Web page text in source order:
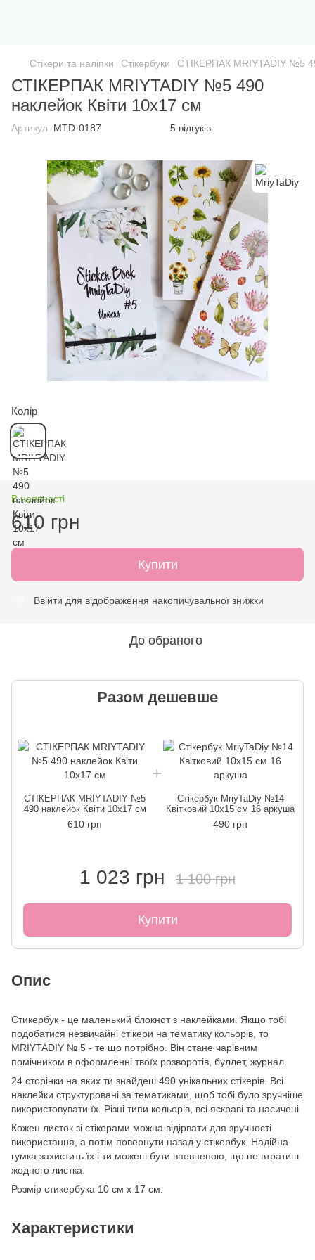
Стікери та наліпки Стікербуки СТІКЕРПАК MRIYTADIY №5
СТІКЕРПАК MRIYTADIY №5 490
наклейок Квіти 10х17 см
Артикул: MTD-0187 5 відгуків
Колір
В наявності
610 грн
Купити
Ввійти для відображення накопичувальної знижки
До обраного
Разом дешевше
СТІКЕРПАК MRIYTADIY №5
490 наклейок Квіти 10х17 см
610 грн
Стікербук MriyTaDiy №14
Квітковий 10х15 см 16 аркуша
490 грн
1 023 грн 1 100 грн
Купити
Опис
Стикербук - це маленький блокнот з наклейками. Якщо тобі
подобатися незвичайні стікери на тематику кольорів, то
MRIYTADIY № 5 - те що потрібно. Він стане чарівним
помічником в оформленні твоїх розворотів, буллет, журнал.
24 сторінки на яких ти знайдеш 490 унікальних стікерів. Всі
наклейки структуровані за тематиками, щоб тобі було зручніше
використовувати їх. Різні типи кольорів, всі яскраві та насичені
Кожен листок зі стікерами можна відірвати для зручності
використання, а потім повернути назад у стікербук. Надійна
гумка захистить їх і ти можеш бути впевненою, що не втратиш
жодного листка.
Розмір стикербука 10 см х 17 см.
Характеристики